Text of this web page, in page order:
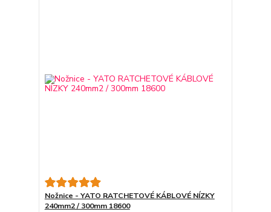
Nožnice - YATO RATCHETOVÉ KÁBLOVÉ NÍZKY
240mm2 / 300mm 18600